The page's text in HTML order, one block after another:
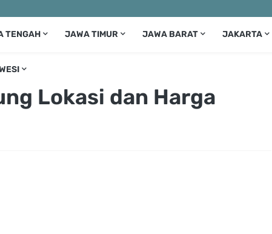
TENGAH JAWA TIMUR JAWA BARAT JAKARTA
Lokasi dan Harga